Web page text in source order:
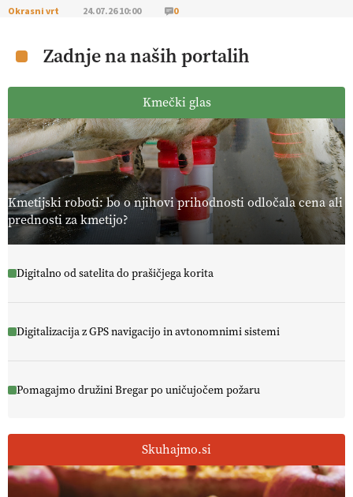
Okrasni vrt 24.07.26 10:00 0
Zadnje na naših portalih
Kmečki glas
Kmetijski roboti: bo o njihovi prihodnosti odločala cena ali
prednosti za kmetijo?
Digitalno od satelita do prašičjega korita
Digitalizacija z GPS navigacijo in avtonomnimi sistemi
Pomagajmo družini Bregar po uničujočem požaru
Skuhajmo.si